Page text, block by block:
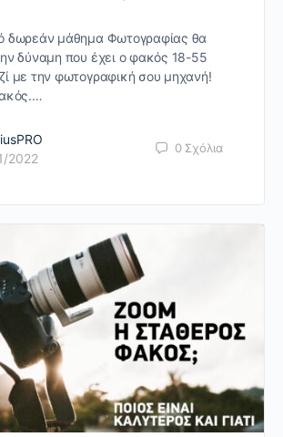
δωρεάν μάθημα Φωτογραφίας θα
δύναμη που έχει ο φακός 18-55
με την φωτογραφική σου μηχανή!
2022
0 Σχόλια